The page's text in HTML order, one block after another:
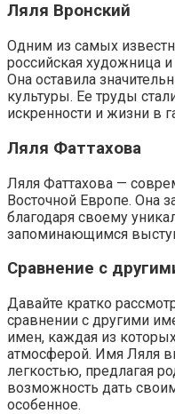
Ляля Вронский
Одним из самых
российская художница
Она оставила
культуры. Ее труды
искренности и жизни в
Ляля Фаттахова
Ляля Фаттахова —
Восточной Европе. Она
благодаря своему
запоминающимся
Сравнение с
Давайте кратко
сравнении с другими
имен, каждая из
атмосферой. Имя Ляля
легкостью, предлагая
возможность дать
особенное.